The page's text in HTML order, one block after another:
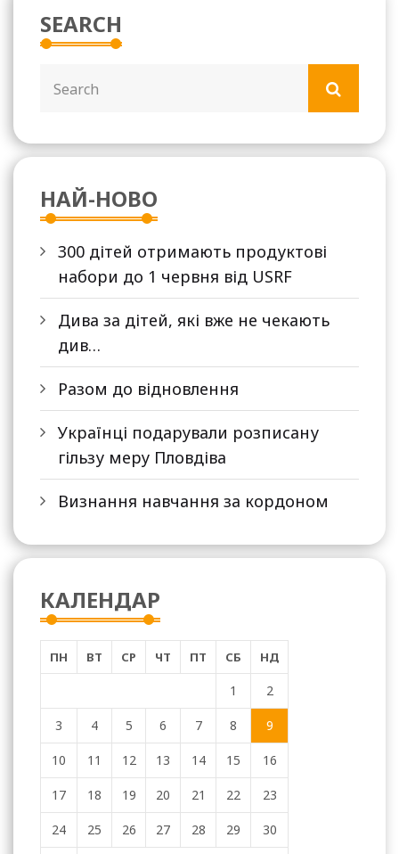
SEARCH
НАЙ-НОВО
300 дітей отримають продуктові
набори до 1 червня від USRF
Дива за дітей, які вже не чекають
див…
Разом до відновлення
Українці подарували розписану
гільзу меру Пловдіва
Визнання навчання за кордоном
КАЛЕНДАР
ПН ВТ СР ЧТ ПТ СБ НД
1 2
3 4 5 6 7 8 9
10 11 12 13 14 15 16
17 18 19 20 21 22 23
24 25 26 27 28 29 30